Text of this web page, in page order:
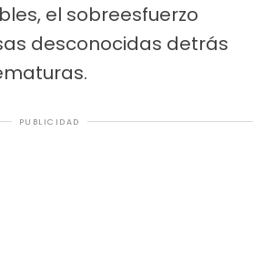
el sobreesfuerzo
desconocidas detrás
PUBLICIDAD